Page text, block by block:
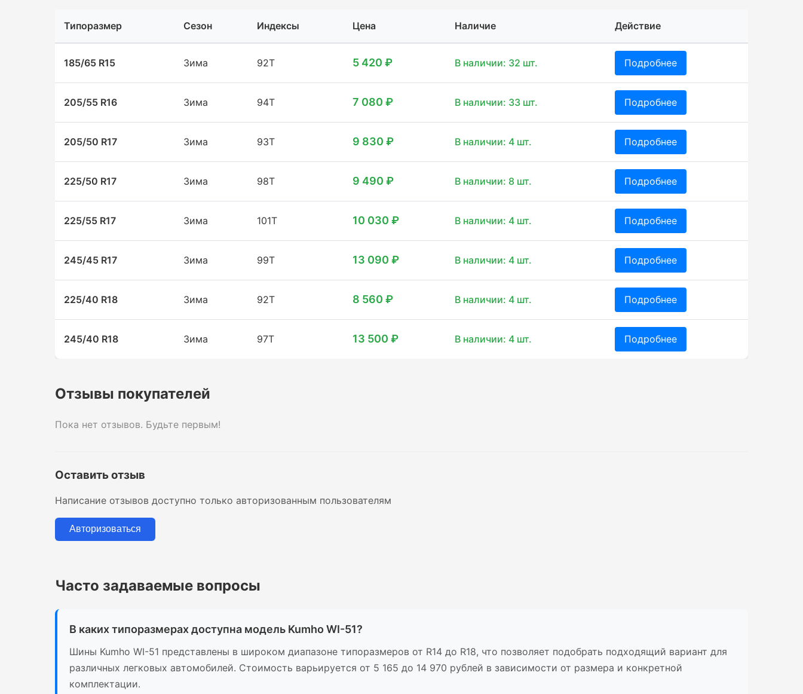
Типоразмер Сезон Индексы Цена Наличие Действие
185/65 R15 Зима 92T 5 420 ₽ В наличии: 32 шт. Подробнее
205/55 R16 Зима 94T 7 080 ₽ В наличии: 33 шт. Подробнее
205/50 R17 Зима 93T 9 830 ₽ В наличии: 4 шт. Подробнее
225/50 R17 Зима 98T 9 490 ₽ В наличии: 8 шт. Подробнее
225/55 R17 Зима 101T 10 030 ₽ В наличии: 4 шт. Подробнее
245/45 R17 Зима 99T 13 090 ₽ В наличии: 4 шт. Подробнее
225/40 R18 Зима 92T 8 560 ₽ В наличии: 4 шт. Подробнее
245/40 R18 Зима 97T 13 500 ₽ В наличии: 4 шт. Подробнее
Отзывы покупателей
Пока нет отзывов. Будьте первым!
Оставить отзыв
Написание отзывов доступно только авторизованным пользователям
Авторизоваться
Часто задаваемые вопросы
В каких типоразмерах доступна модель Kumho WI-51?
Шины Kumho WI-51 представлены в широком диапазоне типоразмеров от R14 до R18, что позволяет подобрать подходящий вариант для
различных легковых автомобилей. Стоимость варьируется от 5 165 до 14 970 рублей в зависимости от размера и конкретной
комплектации.